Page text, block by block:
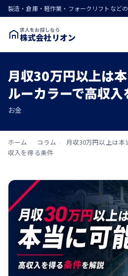
求人をお探しなら
株式会社リオン
月収30万円以上は
ルーカラーで高収
お金
ホーム › コラム ›
月収30万円以上は
収入を得る条件